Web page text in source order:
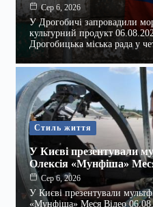
Сер 6, 2026
У Дрогобичі запровадили
культурний продукт
Дрогобицька міська рада у
Стиль життя
У Києві презентували
Олексія «Мунфіша»
Сер 6, 2026
У Києві презентували
«Мунфіша» Меся Відео